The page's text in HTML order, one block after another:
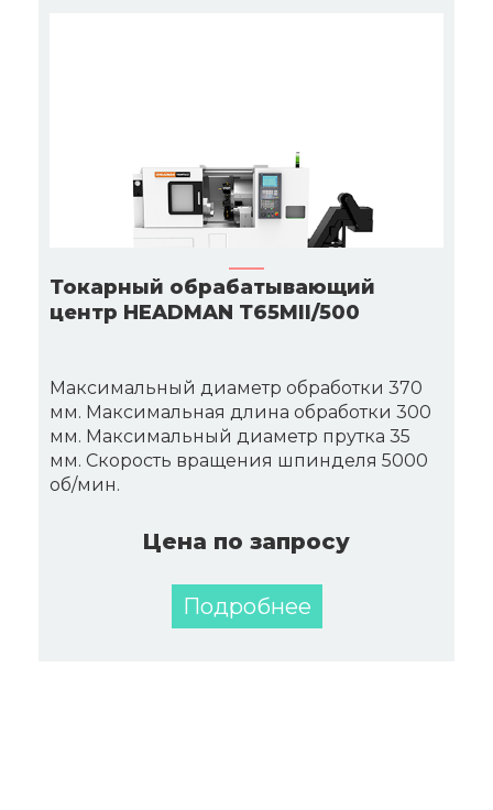
Токарный обрабатывающий
центр HEADMAN Т65MII/500
Максимальный диаметр обработки 370
мм. Максимальная длина обработки 300
мм. Максимальный диаметр прутка 35
мм. Скорость вращения шпинделя 5000
об/мин.
Цена по запросу
Подробнее